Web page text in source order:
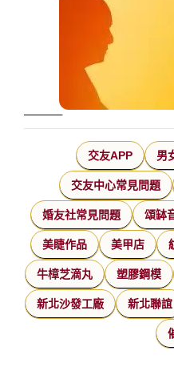
交友APP 男
交友中心常見問題
婚友社常見問題 頌缽
美睫作品 美甲店
牛樟芝滴丸 塑膠鋼模
新北沙發工廠 新北聯誼